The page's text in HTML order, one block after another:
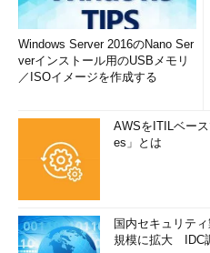
Windows Server 2016のNano Ser
verインストール用のUSBメモリ
／ISOイメージを作成する
AWSをITILベー
es」とは
国内セキュリテ
規模に拡大 IDC